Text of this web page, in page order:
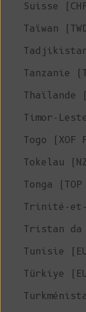
Suisse
Taïwan
Tanzanie
Thaïlande
Timor-
Togo (XOF
Tokelau
Tonga (TOP
Trinité-et-
Tristan da
Tunisie
Türkiye